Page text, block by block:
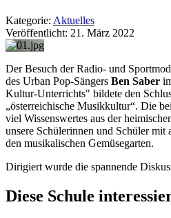
Kategorie: Aktuelles
Veröffentlicht: 21. März 2022
Der Besuch der Radio- und
des Urban Pop-Sängers Ben Saber
Kultur-Unterrichts" bildete den
„österreichische Musikkultur“. Die
viel Wissenswertes aus der
unsere Schülerinnen und Schüler mit
den musikalischen Gemüsegarten.
Dirigiert wurde die spannende
Diese Schule